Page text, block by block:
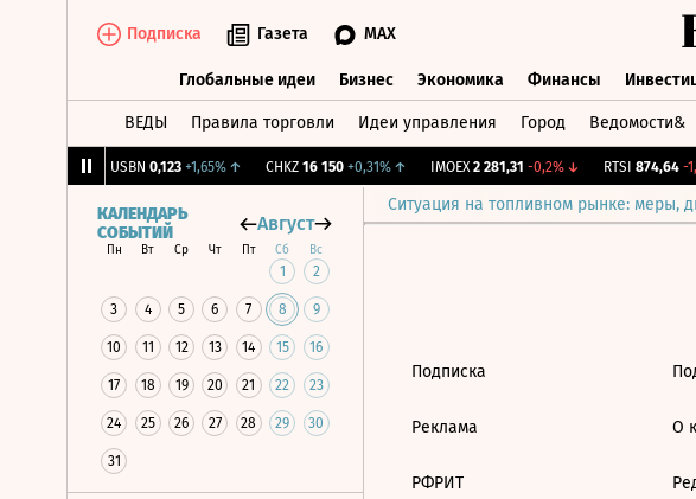
Подписка Газета MAX
Глобальные идеи Бизнес Экономика Финансы
ВЕДЫ Правила торговли Идеи управления Город Ведомости&
USBN 0,123 +1,65%↑ CHKZ 16 150 +0,31%↑ IMOEX 2 281,31 -0,2%↓ RTSI 874,64 -
Ситуация на топливном рынке: меры,
КАЛЕНДАРЬ
СОБЫТИЙ
Август
Пн Вт Ср Чт Пт Сб Вс
1 2
3 4 5 6 7 8 9
10 11 12 13 14 15 16
17 18 19 20 21 22 23
24 25 26 27 28 29 30
31
Подписка
Реклама
РФРИТ
О